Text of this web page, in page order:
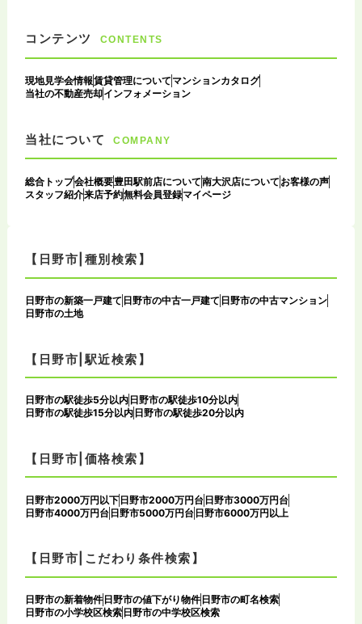
コンテンツ CONTENTS
現地見学会情報賃貸管理について マンションカタログ
当社の不動産売却インフォメーション
当社について COMPANY
総合トップ会社概要豊田駅前店について南大沢店について お客様の声
スタッフ紹介来店予約無料会員登録マイページ
【日野市|種別検索】
日野市の新築一戸建て 日野市の中古一戸建て 日野市の中古マンション
日野市の土地
【日野市|駅近検索】
日野市の駅徒歩5分以内 日野市の駅徒歩10分以内
日野市の駅徒歩15分以内 日野市の駅徒歩20分以内
【日野市|価格検索】
日野市2000万円以下日野市2000万円台日野市3000万円台
日野市4000万円台日野市5000万円台日野市6000万円以上
【日野市|こだわり条件検索】
日野市の新着物件 日野市の値下がり物件 日野市の町名検索
日野市の小学校区検索 日野市の中学校区検索